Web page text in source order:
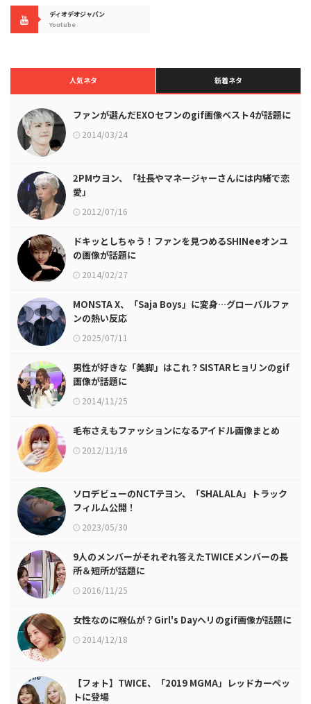
ディオデオジャパン
Youtube
人気ネタ 新着ネタ
ファンが選んだEXOセフンのgif画像ベスト4が話題に
2014/03/24
2PMウヨン、「社長やマネージャーさんには内緒で恋
愛」
2012/07/16
ドキッとしちゃう！ファンを見つめるSHINeeオンユ
の画像が話題に
2014/02/27
MONSTA X、「Saja Boys」に変身…グローバルファ
ンの熱い反応
2025/07/11
男性が好きな「美脚」はこれ？SISTARヒョリンのgif
画像が話題に
2014/11/25
毛布さえもファッションになるアイドル画像まとめ
2012/11/16
ソロデビューのNCTテヨン、「SHALALA」トラック
フィルム公開！
2023/05/30
9人のメンバーがそれぞれ答えたTWICEメンバーの長
所＆短所が話題に
2016/11/25
女性なのに喉仏が？Girl's Dayヘリのgif画像が話題に
2014/12/18
【フォト】TWICE、「2019 MGMA」レッドカーペッ
トに登場